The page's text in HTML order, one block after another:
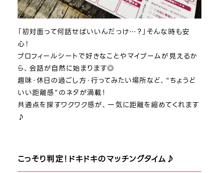
「初対面って何話せばいいんだっけ…？」そんな時も安
心！
プロフィールシートで好きなことやマイブームが見えるか
ら、会話が自然に始まります◎
趣味・休日の過ごし方・行ってみたい場所など、“ちょうど
いい距離感”のネタが満載！
共通点を探すワクワク感が、一気に距離を縮めてくれます
♪
こっそり判定！ドキドキのマッチングタイム♪